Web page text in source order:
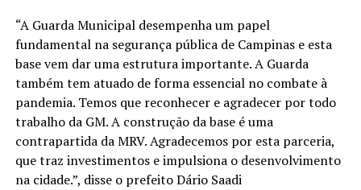
“A Guarda Municipal desempenha um papel
fundamental na segurança pública de Campinas e esta
base vem dar uma estrutura importante. A Guarda
também tem atuado de forma essencial no combate à
pandemia. Temos que reconhecer e agradecer por todo
trabalho da GM. A construção da base é uma
contrapartida da MRV. Agradecemos por esta parceria,
que traz investimentos e impulsiona o desenvolvimento
na cidade.”, disse o prefeito Dário Saadi